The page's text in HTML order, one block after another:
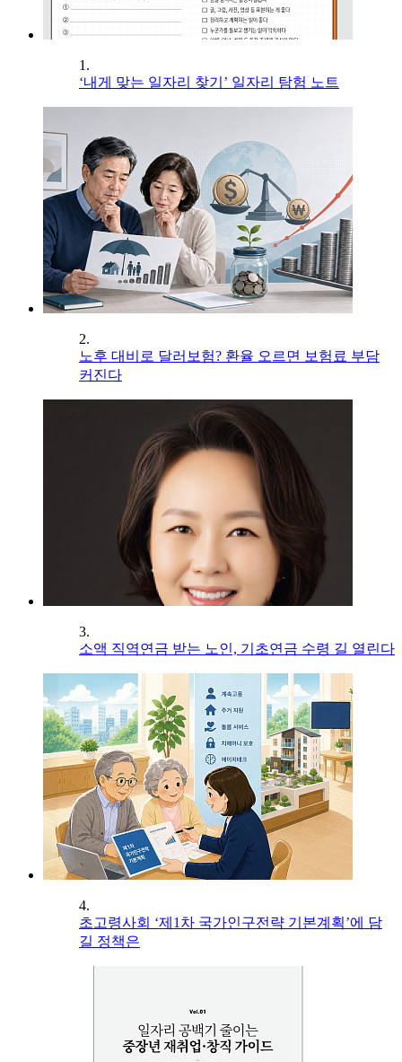
1.
‘내게 맞는 일자리 찾기’ 일자리 탐험 노트
2.
노후 대비로 달러보험? 환율 오르면 보험료 부담
커진다
3.
소액 직역연금 받는 노인, 기초연금 수령 길 열린다
4.
초고령사회 ‘제1차 국가인구전략 기본계획’에 담
길 정책은